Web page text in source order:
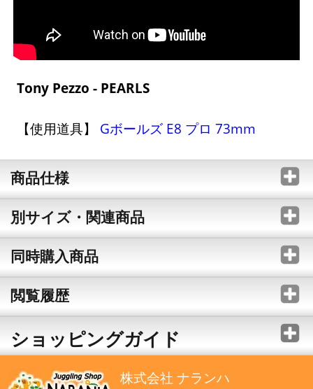
Tony Pezzo - PEARLS
【使用道具】 Gボールズ E8 プロ 73mm
商品仕様
別サイズ・関連商品
同時購入商品
閲覧履歴
ショッピングガイド
株式会社 ナランハ